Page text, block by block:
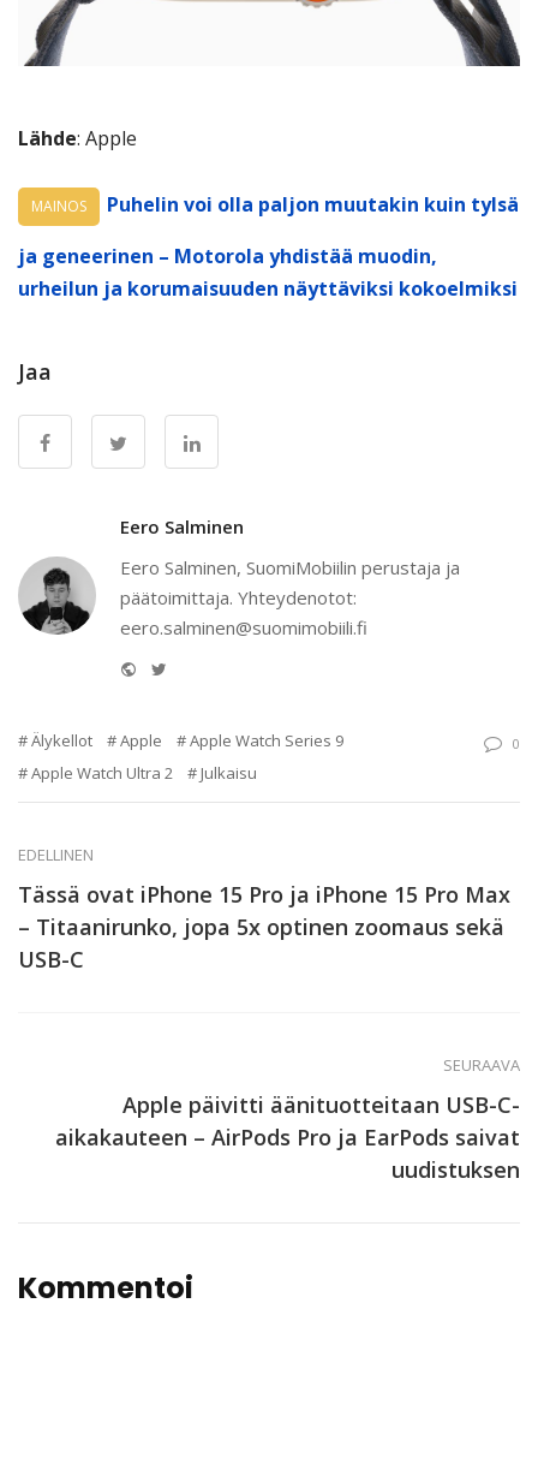
Lähde: Apple
MAINOS
Puhelin voi olla paljon muutakin kuin tylsä
ja geneerinen – Motorola yhdistää muodin,
urheilun ja korumaisuuden näyttäviksi kokoelmiksi
Jaa
Eero Salminen
Eero Salminen, SuomiMobiilin perustaja ja
päätoimittaja. Yhteydenotot:
eero.salminen@suomimobiili.fi
Website
Älykellot Apple
Apple Watch Series 9
Apple Watch Ultra 2
Julkaisu
0
EDELLINEN
Tässä ovat iPhone 15 Pro ja iPhone 15 Pro Max
– Titaanirunko, jopa 5x optinen zoomaus sekä
USB-C
SEURAAVA
Apple päivitti äänituotteitaan USB-C-
aikakauteen – AirPods Pro ja EarPods saivat
uudistuksen
Kommentoi